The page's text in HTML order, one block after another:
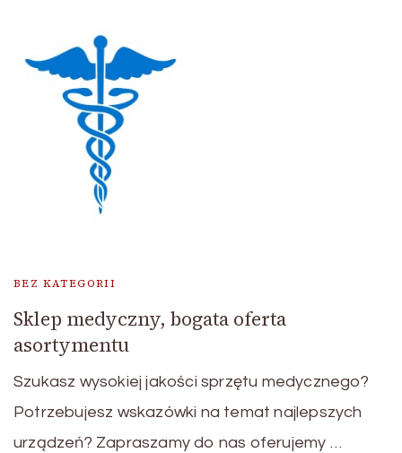
BEZ KATEGORII
Sklep medyczny, bogata oferta
asortymentu
Szukasz wysokiej jakości sprzętu medycznego?
Potrzebujesz wskazówki na temat najlepszych
urządzeń? Zapraszamy do nas oferujemy …